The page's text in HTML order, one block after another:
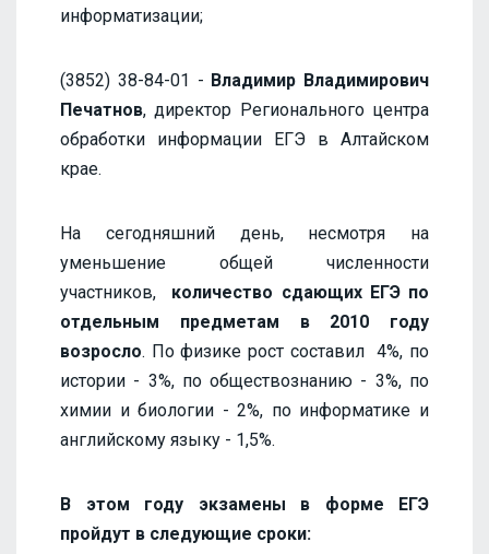
информатизации;
(3852) 38-84-01 - Владимир Владимирович
Печатнов, директор Регионального центра
обработки информации ЕГЭ в Алтайском
крае.
На сегодняшний день, несмотря на
уменьшение общей численности
участников, количество сдающих ЕГЭ по
отдельным предметам в 2010 году
возросло. По физике рост составил 4%, по
истории - 3%, по обществознанию - 3%, по
химии и биологии - 2%, по информатике и
английскому языку - 1,5%.
В этом году экзамены в форме ЕГЭ
пройдут в следующие сроки: